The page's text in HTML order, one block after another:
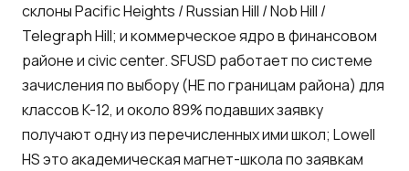
склоны Pacific Heights / Russian Hill / Nob Hill /
Telegraph Hill; и коммерческое ядро в финансовом
районе и civic center. SFUSD работает по системе
зачисления по выбору (НЕ по границам района) для
классов K-12, и около 89% подавших заявку
получают одну из перечисленных ими школ; Lowell
HS это академическая магнет-школа по заявкам